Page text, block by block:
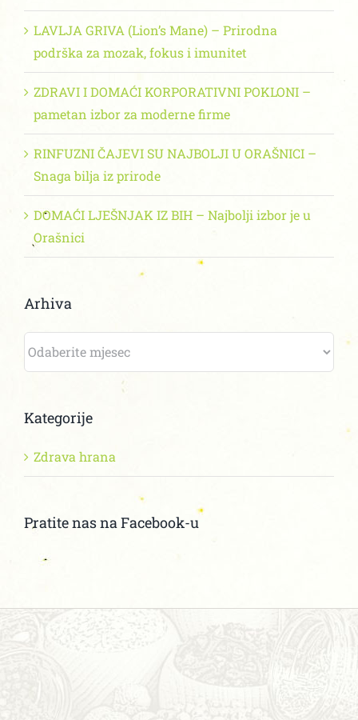
LAVLJA GRIVA (Lion’s Mane) – Prirodna
podrška za mozak, fokus i imunitet
ZDRAVI I DOMAĆI KORPORATIVNI POKLONI –
pametan izbor za moderne firme
RINFUZNI ČAJEVI SU NAJBOLJI U ORAŠNICI –
Snaga bilja iz prirode
DOMAĆI LJEŠNJAK IZ BIH – Najbolji izbor je u
Orašnici
Arhiva
Kategorije
Zdrava hrana
Pratite nas na Facebook-u